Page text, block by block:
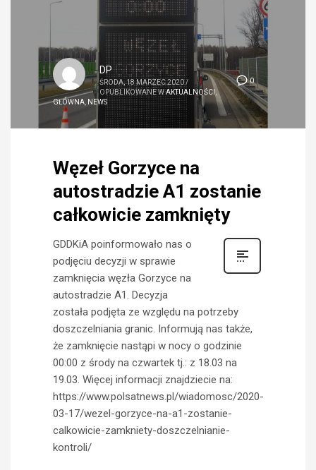
0
DP
ŚRODA, 18 MARZEC 2020/
OPUBLIKOWANE WAKTUALNOŚCI
GŁÓWNA NEWS
Węzeł Gorzyce na
autostradzie A1 zostanie
całkowicie zamknięty
GDDKiA poinformowało nas o
podjęciu decyzji w sprawie
zamknięcia węzła Gorzyce na
autostradzie A1. Decyzja
została podjęta ze względu na potrzeby
doszczelniania granic. Informują nas także,
że zamknięcie nastąpi w nocy o godzinie
00:00 z środy na czwartek tj.: z 18.03 na
19.03. Więcej informacji znajdziecie na:
https://www.polsatnews.pl/wiadomosc/2020-
03-17/wezel-gorzyce-na-a1-zostanie-
calkowicie-zamkniety-doszczelnianie-
kontroli/